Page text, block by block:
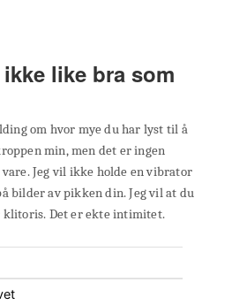
like bra som
om hvor mye du har lyst til å
min, men det er ingen
Jeg vil ikke holde en vibrator
bilder av pikken din. Jeg vil at du
klitoris. Det er ekte intimitet.